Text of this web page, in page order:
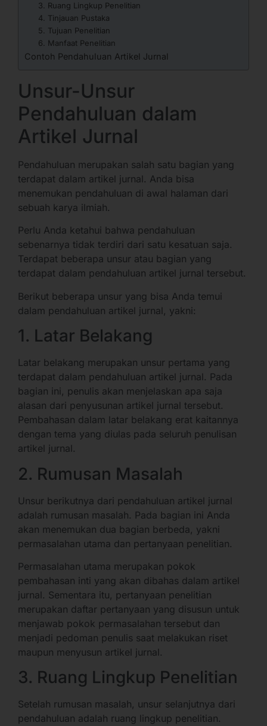
3. Ruang Lingkup Penelitian
4. Tinjauan Pustaka
5. Tujuan Penelitian
6. Manfaat Penelitian
Contoh Pendahuluan Artikel Jurnal
Unsur-Unsur
Pendahuluan dalam
Artikel Jurnal
Pendahuluan merupakan salah satu bagian yang
terdapat dalam artikel jurnal. Anda bisa
menemukan pendahuluan di awal halaman dari
sebuah karya ilmiah.
Perlu Anda ketahui bahwa pendahuluan
sebenarnya tidak terdiri dari satu kesatuan saja.
Terdapat beberapa unsur atau bagian yang
terdapat dalam pendahuluan artikel jurnal tersebut.
Berikut beberapa unsur yang bisa Anda temui
dalam pendahuluan artikel jurnal, yakni:
1. Latar Belakang
Latar belakang merupakan unsur pertama yang
terdapat dalam pendahuluan artikel jurnal. Pada
bagian ini, penulis akan menjelaskan apa saja
alasan dari penyusunan artikel jurnal tersebut.
Pembahasan dalam latar belakang erat kaitannya
dengan tema yang diulas pada seluruh penulisan
artikel jurnal.
2. Rumusan Masalah
Unsur berikutnya dari pendahuluan artikel jurnal
adalah rumusan masalah. Pada bagian ini Anda
akan menemukan dua bagian berbeda, yakni
permasalahan utama dan pertanyaan penelitian.
Permasalahan utama merupakan pokok
pembahasan inti yang akan dibahas dalam artikel
jurnal. Sementara itu, pertanyaan penelitian
merupakan daftar pertanyaan yang disusun untuk
menjawab pokok permasalahan tersebut dan
menjadi pedoman penulis saat melakukan riset
maupun menyusun artikel jurnal.
3. Ruang Lingkup Penelitian
Setelah rumusan masalah, unsur selanjutnya dari
pendahuluan adalah ruang lingkup penelitian.